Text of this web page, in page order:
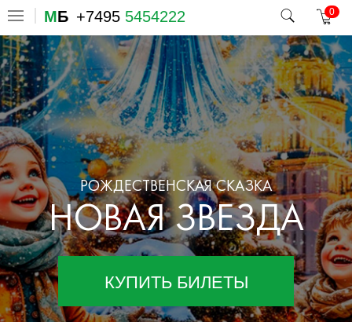
МБ +7495 5454222 0
РОЖДЕСТВЕНСКАЯ СКАЗКА
НОВАЯ ЗВЕЗДА
КУПИТЬ БИЛЕТЫ